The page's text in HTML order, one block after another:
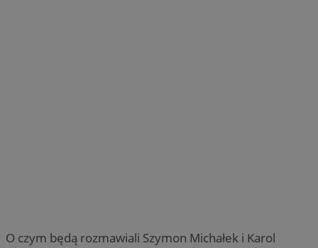
O czym będą rozmawiali Szymon Michałek i Karol